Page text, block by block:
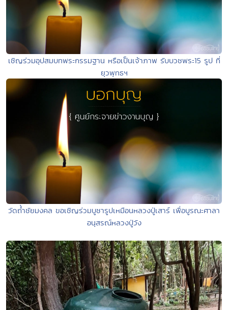
เชิญร่วมอุปสมบทพระกรรมฐาน หรือเป็นเจ้าภาพ รับบวชพระ15 รูป ที่
ยุวพุทธฯ
วัดถ้ำชัยมงคล ขอเชิญร่วมบูชารูปเหมือนหลวงปู่เสาร์ เพื่อบูรณะศาลา
อนุสรณ์หลวงปู่วัง